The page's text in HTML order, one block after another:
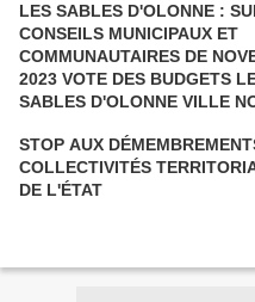
LES SABLES D'OLONNE :
CONSEILS MUNICIPAUX ET
COMMUNAUTAIRES DE
2023 VOTE DES BUDGETS
SABLES D'OLONNE VILLE
STOP AUX
COLLECTIVITÉS
DE L'ÉTAT